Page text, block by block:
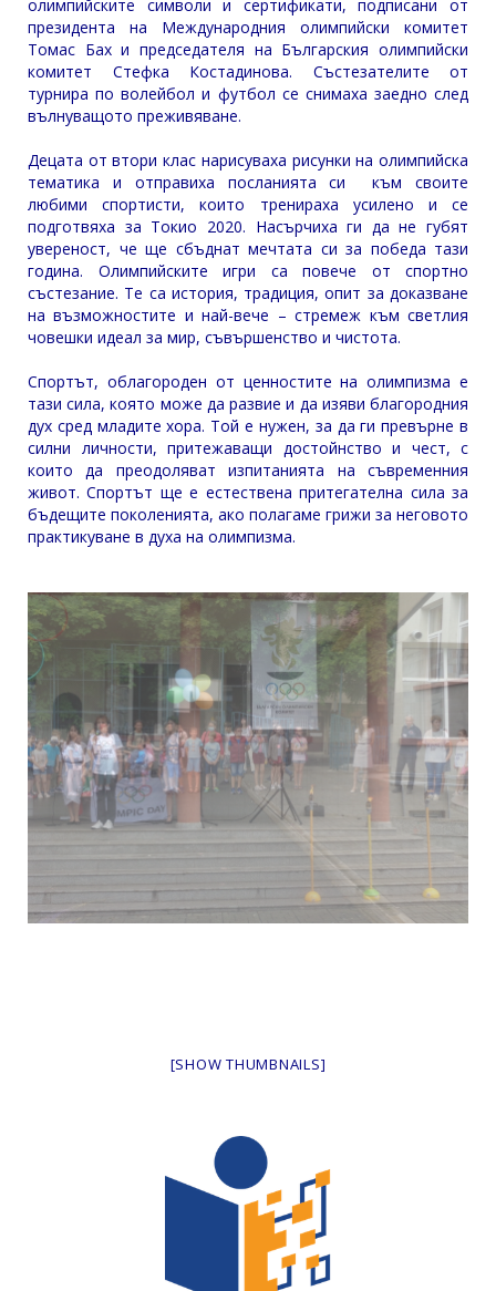
олимпийските символи и сертификати, подписани от
президента на Международния олимпийски комитет
Томас Бах и председателя на Българския олимпийски
комитет Стефка Костадинова. Състезателите от
турнира по волейбол и футбол се снимаха заедно след
вълнуващото преживяване.
Децата от втори клас нарисуваха рисунки на олимпийска
тематика и отправиха посланията си към своите
любими спортисти, които тренираха усилено и се
подготвяха за Токио 2020. Насърчиха ги да не губят
увереност, че ще сбъднат мечтата си за победа тази
година. Олимпийските игри са повече от спортно
състезание. Те са история, традиция, опит за доказване
на възможностите и най-вече – стремеж към светлия
човешки идеал за мир, съвършенство и чистота.
Спортът, облагороден от ценностите на олимпизма е
тази сила, която може да развие и да изяви благородния
дух сред младите хора. Той е нужен, за да ги превърне в
силни личности, притежаващи достойнство и чест, с
които да преодоляват изпитанията на съвременния
живот. Спортът ще е естествена притегателна сила за
бъдещите поколенията, ако полагаме грижи за неговото
практикуване в духа на олимпизма.
[SHOW THUMBNAILS]